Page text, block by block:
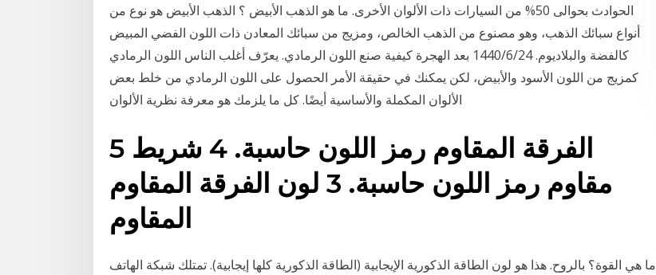
الحوادث بحوالى 50% من السيارات ذات الألوان الأخرى. ما هو الذهب الأبيض ؟ الذهب الأبيض هو نوع من
أنواع سبائك الذهب، وهو مصنوع من الذهب الخالص، ومزيج من سبائك المعادن ذات اللون الفضي المبيض
كالفضة والبلاديوم. 24‏‏/6‏‏/1440 بعد الهجرة كيفية صنع اللون الرمادي. يعرّف أغلب الناس اللون الرمادي
كمزيج من اللون الأسود والأبيض، لكن يمكنك في حقيقة الأمر الحصول على اللون الرمادي من خلط بعض
الألوان المكملة والأساسية أيضًا. كل ما يلزمك هو معرفة نظرية الألوان
5 الفرقة المقاوم رمز اللون حاسبة. 4 شريط
مقاوم رمز اللون حاسبة. 3 لون الفرقة المقاوم
المقاوم
ما هي القوة؟ بالروح. هذا هو لون الطاقة الذكورية الإيجابية (الطاقة الذكورية كلها إيجابية). تمتلك شبكة الهاتف